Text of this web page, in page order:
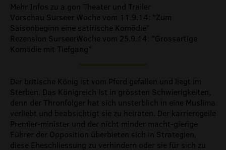
Mehr Infos zu a.gon Theater und Trailer
Vorschau Surseer Woche vom 11.9.14: "Zum
Saisonbeginn eine satirische Komödie"
Rezension SurseerWoche vom 25.9.14: "Grossartige
Komödie mit Tiefgang"
Der britische König ist vom Pferd gefallen und liegt im
Sterben. Das Königreich ist in grössten Schwierigkeiten,
denn der Thronfolger hat sich unsterblich in eine Muslima
verliebt und beabsichtigt sie zu heiraten. Der karrieregeile
Premier-minister und der nicht minder macht-gierige
Führer der Opposition überbieten sich in Strategien,
diese Eheschliessung zu verhindern oder sie für sich zu